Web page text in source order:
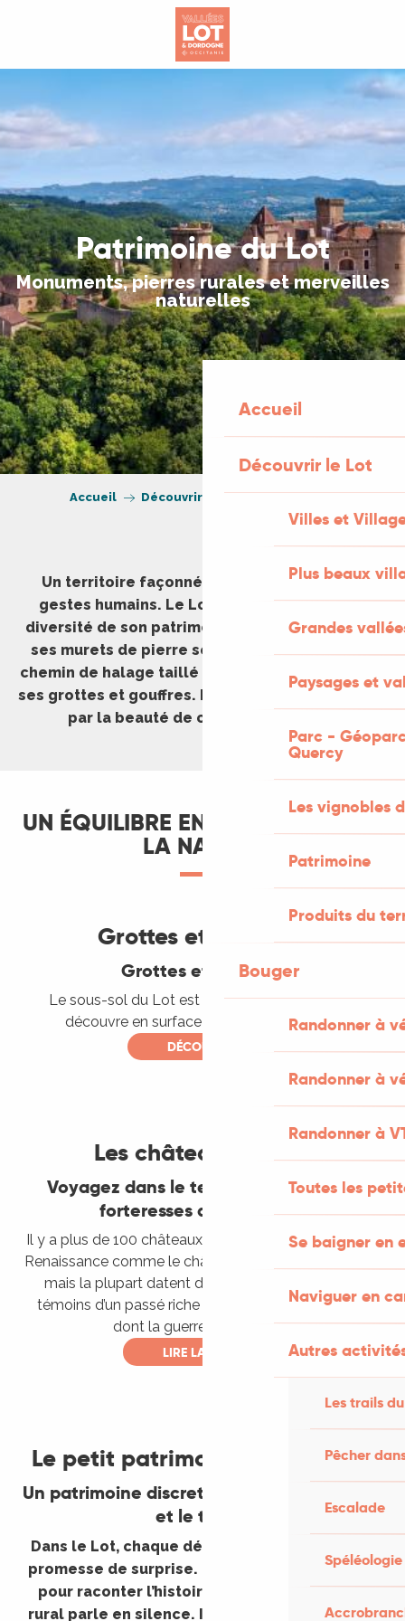
Accueil
Découvrir le Lot
Villes et
Plus beaux
Grandes
Paysages et
Parc -
Quercy
Les vignobles
Patrimoine
Produits du
Bouger
Randonner à
Randonner à
Randonner à
Toutes les
Se baigner en
Naviguer en
Autres
Les trails
Pêcher
Escalade
Spéléologie
Patrimoine du Lot
Monuments, pierres rurales et merveilles
naturelles
Accueil Découvrir le Lot Patrimoine
Un territoire façonné par les siècles et les
gestes humains. Le Lot impressionne par la
diversité de son patrimoine avec ses châteaux,
ses murets de pierre sèche, ses caselles, son
chemin de halage taillé dans la roche ou encore
ses grottes et gouffres. Laissez-vous surprendre
par la beauté de ces lieux uniques…
UN ÉQUILIBRE ENTRE L'HOMME ET
LA NATURE
Grottes et Gouffres
Grottes et gouffres
Le sous-sol du Lot est à l'égal de ce que l'on y
découvre en surface : richesse et beauté !
DÉCOUVRIR
Les châteaux du Lot
Voyagez dans le temps, explorez des
forteresses de caractère
Il y a plus de 100 châteaux dans le Lot ! Certains sont
Renaissance comme le château d’Assier par exemple,
mais la plupart datent du Moyen Âge. Il sont les
témoins d’un passé riche en conflits et en batailles
dont la guerre de Cent ans.
LIRE LA SUITE
Le petit patrimoine rural du Lot
Un patrimoine discret, façonné par la main
et le temps
Dans le Lot, chaque détour de sentier est une
promesse de surprise. Ici, pas besoin de faste
pour raconter l’histoire : le petit patrimoine
rural parle en silence. Il se découvre au fil des